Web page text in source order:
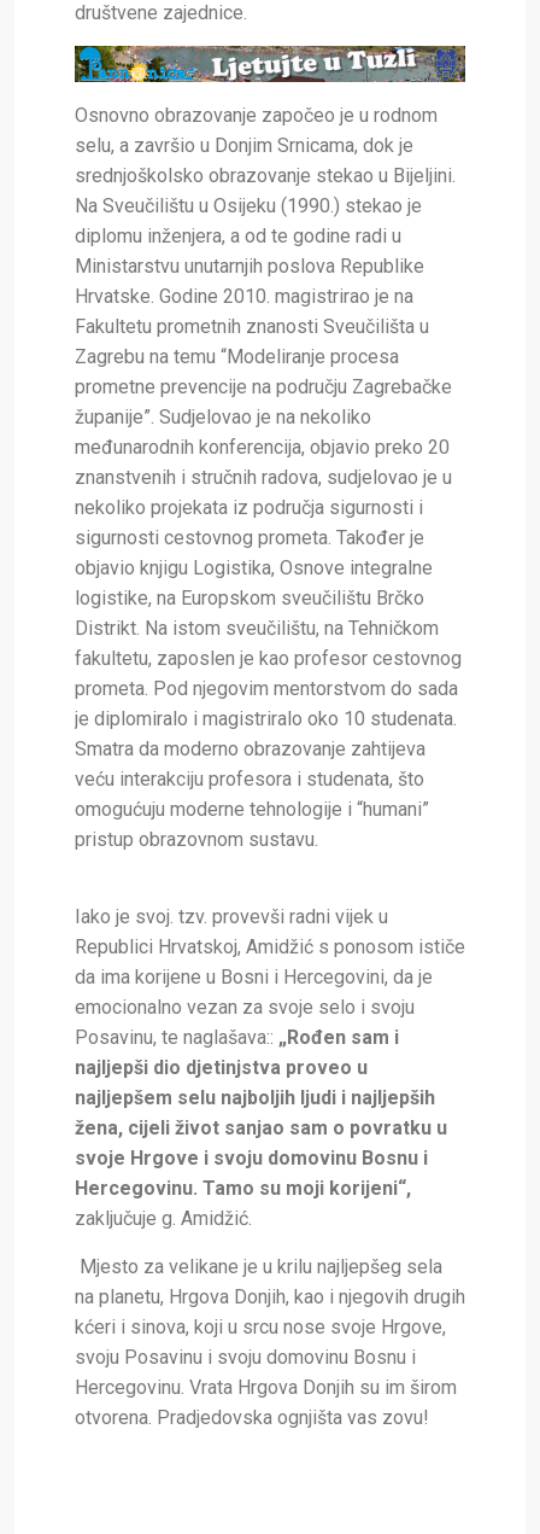
društvene zajednice.
Osnovno obrazovanje započeo je u rodnom
selu, a završio u Donjim Srnicama, dok je
srednjoškolsko obrazovanje stekao u Bijeljini.
Na Sveučilištu u Osijeku (1990.) stekao je
diplomu inženjera, a od te godine radi u
Ministarstvu unutarnjih poslova Republike
Hrvatske. Godine 2010. magistrirao je na
Fakultetu prometnih znanosti Sveučilišta u
Zagrebu na temu “Modeliranje procesa
prometne prevencije na području Zagrebačke
županije”. Sudjelovao je na nekoliko
međunarodnih konferencija, objavio preko 20
znanstvenih i stručnih radova, sudjelovao je u
nekoliko projekata iz područja sigurnosti i
sigurnosti cestovnog prometa. Također je
objavio knjigu Logistika, Osnove integralne
logistike, na Europskom sveučilištu Brčko
Distrikt. Na istom sveučilištu, na Tehničkom
fakultetu, zaposlen je kao profesor cestovnog
prometa. Pod njegovim mentorstvom do sada
je diplomiralo i magistriralo oko 10 studenata.
Smatra da moderno obrazovanje zahtijeva
veću interakciju profesora i studenata, što
omogućuju moderne tehnologije i “humani”
pristup obrazovnom sustavu.
Iako je svoj. tzv. provevši radni vijek u
Republici Hrvatskoj, Amidžić s ponosom ističe
da ima korijene u Bosni i Hercegovini, da je
emocionalno vezan za svoje selo i svoju
Posavinu, te naglašava:: „Rođen sam i
najljepši dio djetinjstva proveo u
najljepšem selu najboljih ljudi i najljepših
žena, cijeli život sanjao sam o povratku u
svoje Hrgove i svoju domovinu Bosnu i
Hercegovinu. Tamo su moji korijeni“,
zaključuje g. Amidžić.
Mjesto za velikane je u krilu najljepšeg sela
na planetu, Hrgova Donjih, kao i njegovih drugih
kćeri i sinova, koji u srcu nose svoje Hrgove,
svoju Posavinu i svoju domovinu Bosnu i
Hercegovinu. Vrata Hrgova Donjih su im širom
otvorena. Pradjedovska ognjišta vas zovu!